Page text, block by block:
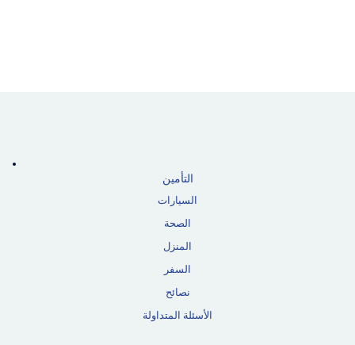
التأمين
السيارات
الصحة
المنزل
السفر
نصائح
الأسئلة المتداولة